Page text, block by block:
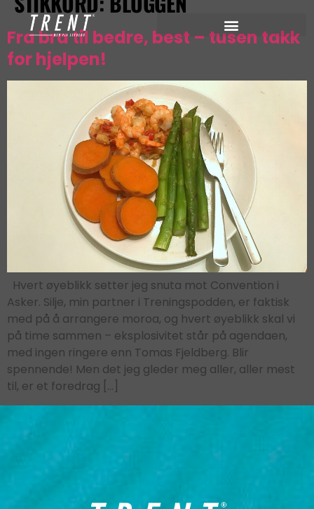
Fra bra til bedre, best – tusen takk
for hjelpen!
Hvert øyeblikk setter jeg snuta mot Convention i
Asker. Silje, min partner i Treningspodden, er faktisk
med på å arrangere moroa, og hvert øyeblikk skal vi
på time sammen – eksplosivitet står på agendaen,
med ingen ringere enn Tomas Fjeldberg. Blir
spennende! Men det jeg gleder meg aller, aller mest
til, er et foredrag […]